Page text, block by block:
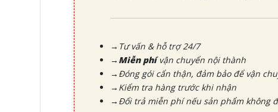
→Tư vấn & hỗ trợ 24/7
→Miễn phívận chuyển nội thành
→Đóng gói cẩn thận, đảm bảo để vận
→Kiểm tra hàng trước khi nhận
→Đổi trả miễn phí nếu sản phẩm không